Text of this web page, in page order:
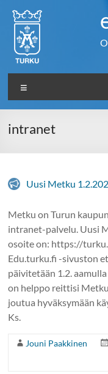
content
intranet
Uusi Metku
Metku on Turun
intranet-palvelu. Uusi
osoite on: https://
Edu.turku.fi -sivuston
päivitetään 1.2.
on helppo reittisi
joutua hyväksymään
Ks.
Jouni Paakkinen